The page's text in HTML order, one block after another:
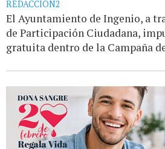
REDACCIÓN2
El Ayuntamiento de Ingenio, a
de Participación Ciudadana,
gratuita dentro de la Campaña